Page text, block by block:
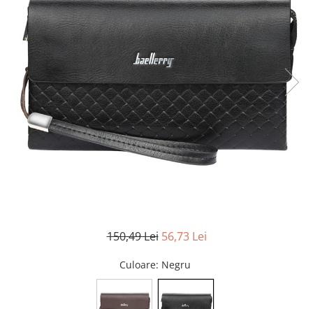
150,49 Lei 56,73 Lei
Culoare: Negru